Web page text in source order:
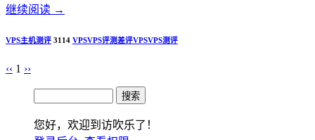
继续阅读 →
VPS主机测评 3114 VPSVPS评测差评VPSVPS测评
‹‹ 1 ››
您好，欢迎到访吹乐了！